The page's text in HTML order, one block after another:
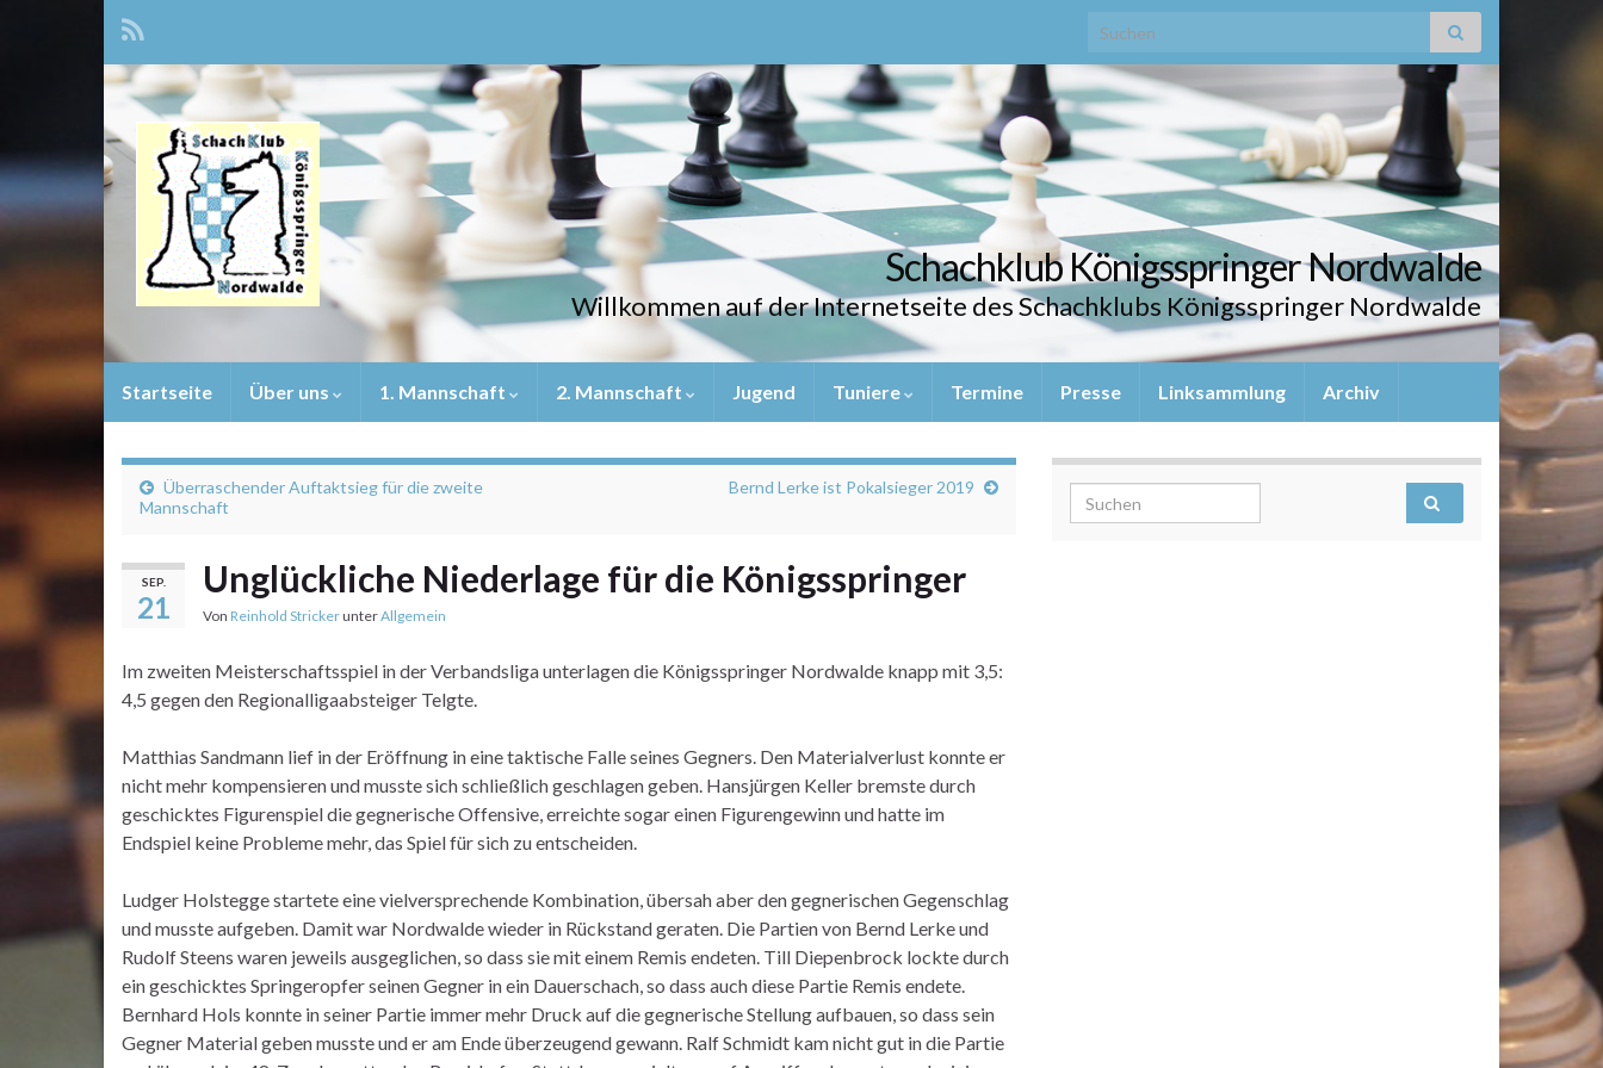
Search for:
Schachklub Königsspringer Nordwalde
Willkommen auf der Internetseite des Schachklubs Königsspringer Nordwalde
Startseite Über uns 1. Mannschaft 2. Mannschaft Jugend Tuniere Termine Presse Linksammlung Archiv
Überraschender Auftaktsieg für die zweite
Mannschaft
Bernd Lerke ist Pokalsieger 2019
SEP.
21
Unglückliche Niederlage für die Königsspringer
Von Reinhold StrickerunterAllgemein
Im zweiten Meisterschaftsspiel in der Verbandsliga unterlagen die Königsspringer Nordwalde knapp mit 3,5:
4,5 gegen den Regionalligaabsteiger Telgte.
Matthias Sandmann lief in der Eröffnung in eine taktische Falle seines Gegners. Den Materialverlust konnte er
nicht mehr kompensieren und musste sich schließlich geschlagen geben. Hansjürgen Keller bremste durch
geschicktes Figurenspiel die gegnerische Offensive, erreichte sogar einen Figurengewinn und hatte im
Endspiel keine Probleme mehr, das Spiel für sich zu entscheiden.
Ludger Holstegge startete eine vielversprechende Kombination, übersah aber den gegnerischen Gegenschlag
und musste aufgeben. Damit war Nordwalde wieder in Rückstand geraten. Die Partien von Bernd Lerke und
Rudolf Steens waren jeweils ausgeglichen, so dass sie mit einem Remis endeten. Till Diepenbrock lockte durch
ein geschicktes Springeropfer seinen Gegner in ein Dauerschach, so dass auch diese Partie Remis endete.
Bernhard Hols konnte in seiner Partie immer mehr Druck auf die gegnerische Stellung aufbauen, so dass sein
Gegner Material geben musste und er am Ende überzeugend gewann. Ralf Schmidt kam nicht gut in die Partie
Search for: